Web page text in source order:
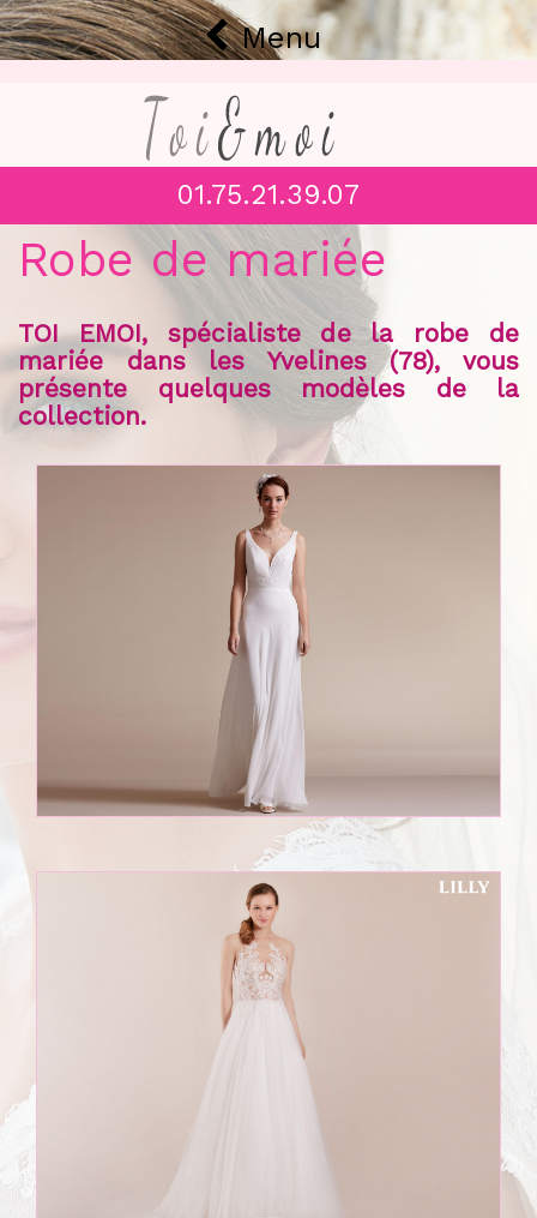
Menu
01.75.21.39.07
TOI EMOI, spécialiste de la robe de
mariée dans les Yvelines (78), vous
présente quelques modèles de la
collection.
Robe de mariée